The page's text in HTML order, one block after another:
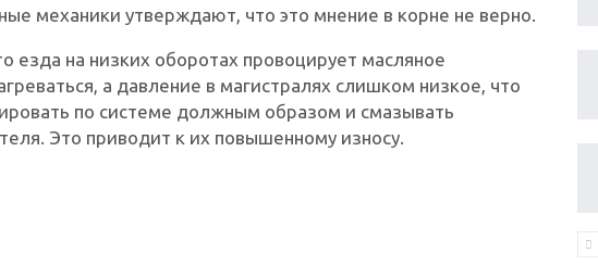
механики утверждают, что это мнение в корне не верно.
езда на низких оборотах провоцирует масляное
а давление в магистралях слишком низкое, что
по системе должным образом и смазывать
Это приводит к их повышенному износу.